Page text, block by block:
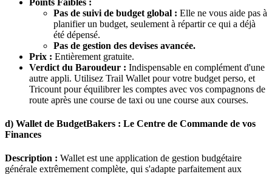
Pas de suivi de budget global : Elle ne vous aide pas à
planifier un budget, seulement à répartir ce qui a déjà
été dépensé.
Pas de gestion des devises avancée.
Prix : Entièrement gratuite.
Verdict du Baroudeur : Indispensable en complément d'une
autre appli. Utilisez Trail Wallet pour votre budget perso, et
Tricount pour équilibrer les comptes avec vos compagnons de
route après une course de taxi ou une course aux courses.
d) Wallet de BudgetBakers : Le Centre de Commande de vos
Finances
Description : Wallet est une application de gestion budgétaire
générale extrêmement complète, qui s'adapte parfaitement aux